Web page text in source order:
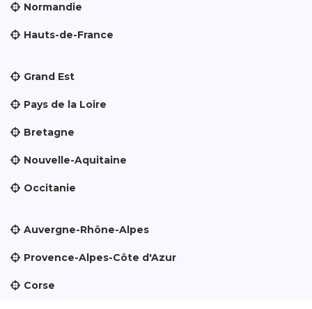
Normandie
Hauts-de-France
Grand Est
Pays de la Loire
Bretagne
Nouvelle-Aquitaine
Occitanie
Auvergne-Rhône-Alpes
Provence-Alpes-Côte d'Azur
Corse